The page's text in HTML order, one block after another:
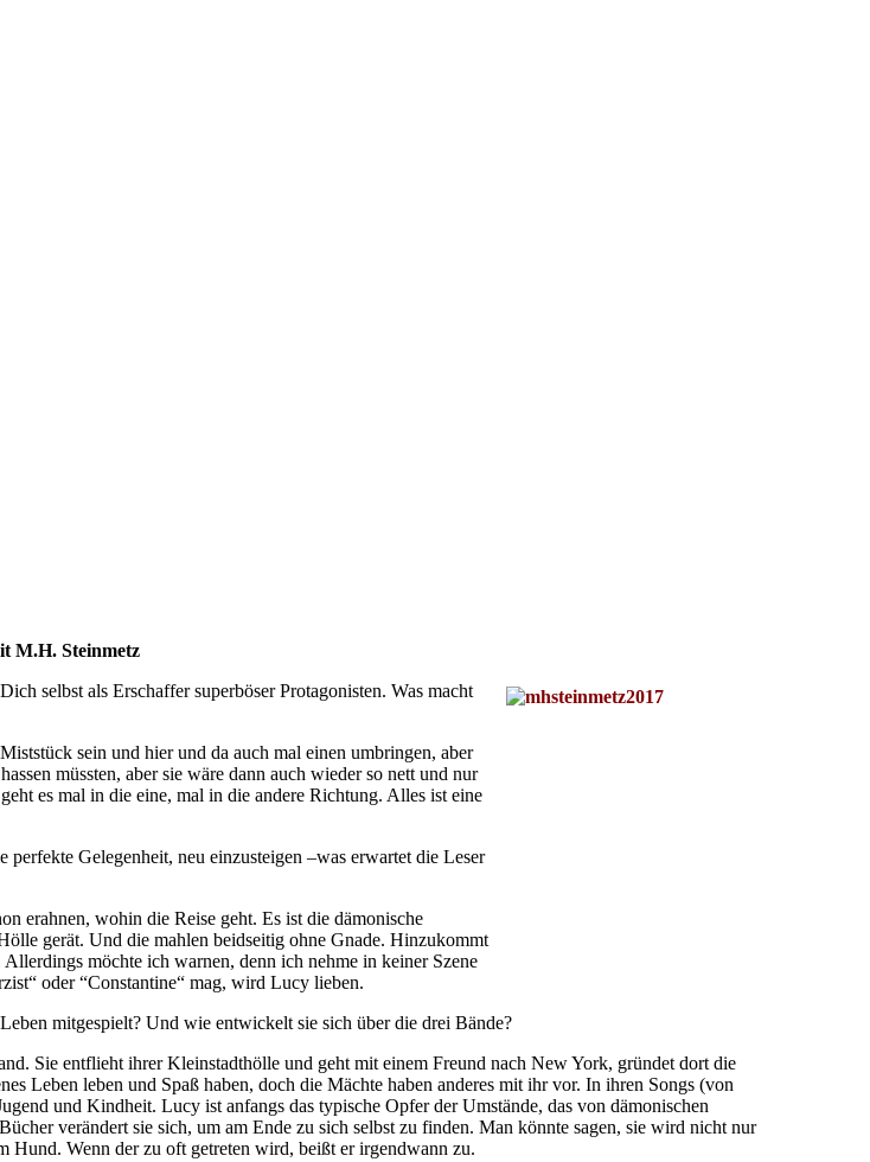
M.H. Steinmetz
selbst als Erschaffer superböser Protagonisten. Was macht
sein und hier und da auch mal einen umbringen, aber
müssten, aber sie wäre dann auch wieder so nett und nur
es mal in die eine, mal in die andere Richtung. Alles ist eine
Gelegenheit, neu einzusteigen –was erwartet die Leser
erahnen, wohin die Reise geht. Es ist die dämonische
gerät. Und die mahlen beidseitig ohne Gnade. Hinzukommt
möchte ich warnen, denn ich nehme in keiner Szene
oder “Constantine“ mag, wird Lucy lieben.
mitgespielt? Und wie entwickelt sie sich über die drei Bände?
Sie entflieht ihrer Kleinstadthölle und geht mit einem Freund nach New York, gründet dort die
Leben leben und Spaß haben, doch die Mächte haben anderes mit ihr vor. In ihren Songs (von
und Kindheit. Lucy ist anfangs das typische Opfer der Umstände, das von dämonischen
verändert sie sich, um am Ende zu sich selbst zu finden. Man könnte sagen, sie wird nicht nur
Hund. Wenn der zu oft getreten wird, beißt er irgendwann zu.